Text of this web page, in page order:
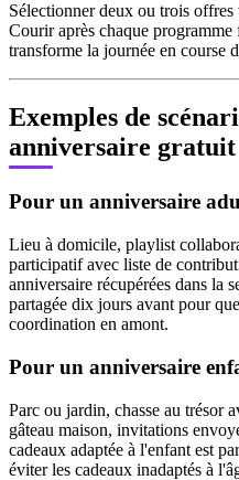
Sélectionner deux ou trois
Courir après chaque
transforme la journée en course
Exemples de
anniversaire gratuit
Pour un anniversaire
Lieu à domicile, playlist
participatif avec liste de
anniversaire récupérées dans la
partagée dix jours avant pour
coordination en amont.
Pour un anniversaire
Parc ou jardin, chasse au trésor
gâteau maison, invitations
cadeaux adaptée à l'enfant est
éviter les cadeaux inadaptés à